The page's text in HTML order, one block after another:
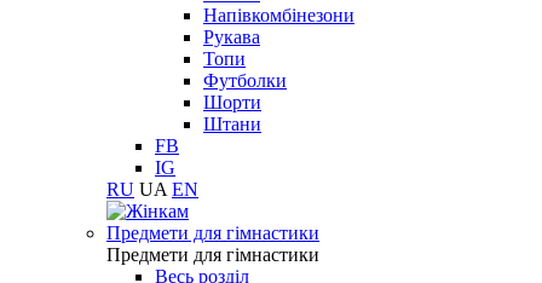
Напівкомбінезони
Рукава
Топи
Футболки
Шорти
Штани
FB
IG
RU UA EN
Предмети для гімнастики
Предмети для гімнастики
Весь розділ